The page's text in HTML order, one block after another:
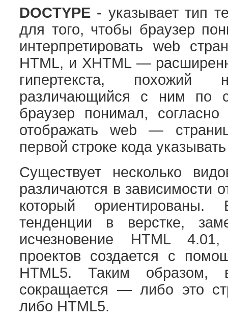
DOCTYPE - указывает тип
для того, чтобы браузер
интерпретировать web
HTML, и XHTML —
гипертекста,
различающийся с ним по
браузер понимал, согласно
отображать web —
первой строке кода
Существует несколько
различаются в зависимости
который ориентированы.
тенденции в верстке,
исчезновение HTML
проектов создается с
HTML5. Таким образом,
сокращается — либо это
либо HTML5.